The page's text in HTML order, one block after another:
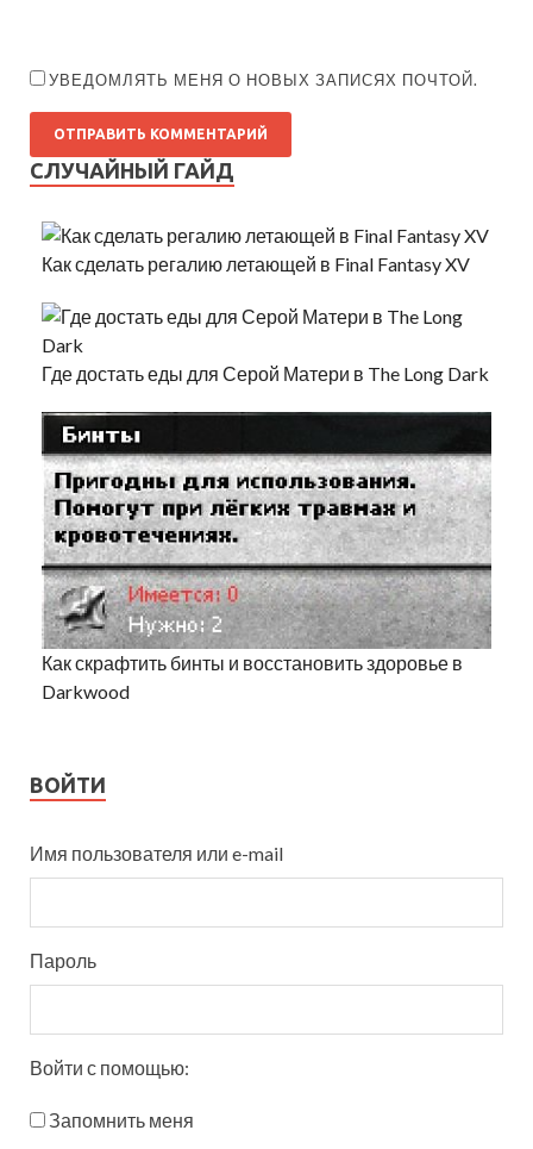
УВЕДОМЛЯТЬ МЕНЯ О НОВЫХ ЗАПИСЯХ ПОЧТОЙ.
СЛУЧАЙНЫЙ ГАЙД
Как сделать регалию летающей в Final Fantasy XV
Где достать еды для Серой Матери в The Long Dark
Как скрафтить бинты и восстановить здоровье в
Darkwood
ВОЙТИ
Имя пользователя или e-mail
Пароль
Войти с помощью:
Запомнить меня